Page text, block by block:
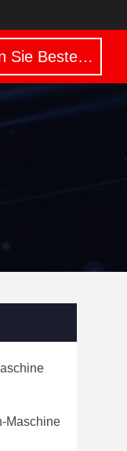
Erhalten Sie Besten Preis
Maschine